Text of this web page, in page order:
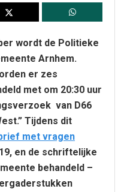
wordt de Politieke
Arnhem.
er zes
met om 20:30 uur
van D66
Tijdens dit
met vragen
en de schriftelijke
behandeld –